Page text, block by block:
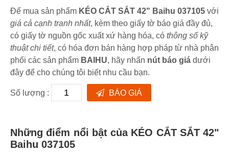
Để mua sản phẩm KÉO CẮT SẮT 42" Baihu 037105 với
giá cả cạnh tranh nhất, kèm theo giấy tờ báo giá đầy đủ,
có giấy tờ nguồn gốc xuất xứ hàng hóa, có thông số kỹ
thuật chi tiết, có hóa đơn bán hàng hợp pháp từ nhà phân
phối các sản phẩm BAIHU, hãy nhấn nút báo giá dưới
đây để cho chúng tôi biết nhu cầu bạn.
Số lượng : BÁO GIÁ
Những điểm nổi bật của KÉO CẮT SẮT 42"
Baihu 037105